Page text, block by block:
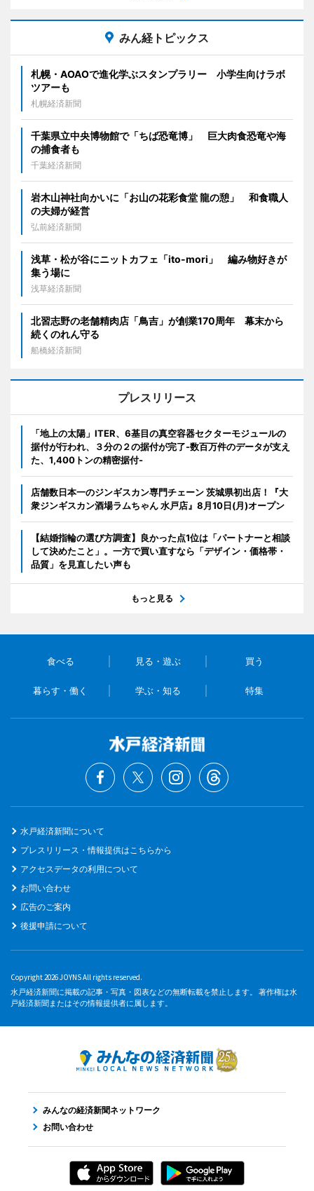
みん経トピックス
札幌・AOAOで進化学ぶスタンプラリー 小学生向けラボ
ツアーも
札幌経済新聞
千葉県立中央博物館で「ちば恐竜博」 巨大肉食恐竜や海
の捕食者も
千葉経済新聞
岩木山神社向かいに「お山の花彩食堂 龍の憩」 和食職人
の夫婦が経営
弘前経済新聞
浅草・松が谷にニットカフェ「ito-mori」 編み物好きが
集う場に
浅草経済新聞
北習志野の老舗精肉店「鳥吉」が創業170周年 幕末から
続くのれん守る
船橋経済新聞
プレスリリース
「地上の太陽」ITER、6基目の真空容器セクターモジュールの
据付が行われ、３分の２の据付が完了-数百万件のデータが支え
た、1,400トンの精密据付-
店舗数日本一のジンギスカン専門チェーン 茨城県初出店！『大
衆ジンギスカン酒場ラムちゃん 水戸店』8月10日(月)オープン
【結婚指輪の選び方調査】良かった点1位は「パートナーと相談
して決めたこと」。一方で買い直すなら「デザイン・価格帯・
品質」を見直したい声も
もっと見る
食べる 見る・遊ぶ 買う
暮らす・働く 学ぶ・知る 特集
水戸経済新聞について
プレスリリース・情報提供はこちらから
アクセスデータの利用について
お問い合わせ
広告のご案内
後援申請について
Copyright 2026 JOYNS All rights reserved.
水戸経済新聞に掲載の記事・写真・図表などの無断転載を禁止します。 著作権は水
戸経済新聞またはその情報提供者に属します。
みんなの経済新聞ネットワーク
お問い合わせ